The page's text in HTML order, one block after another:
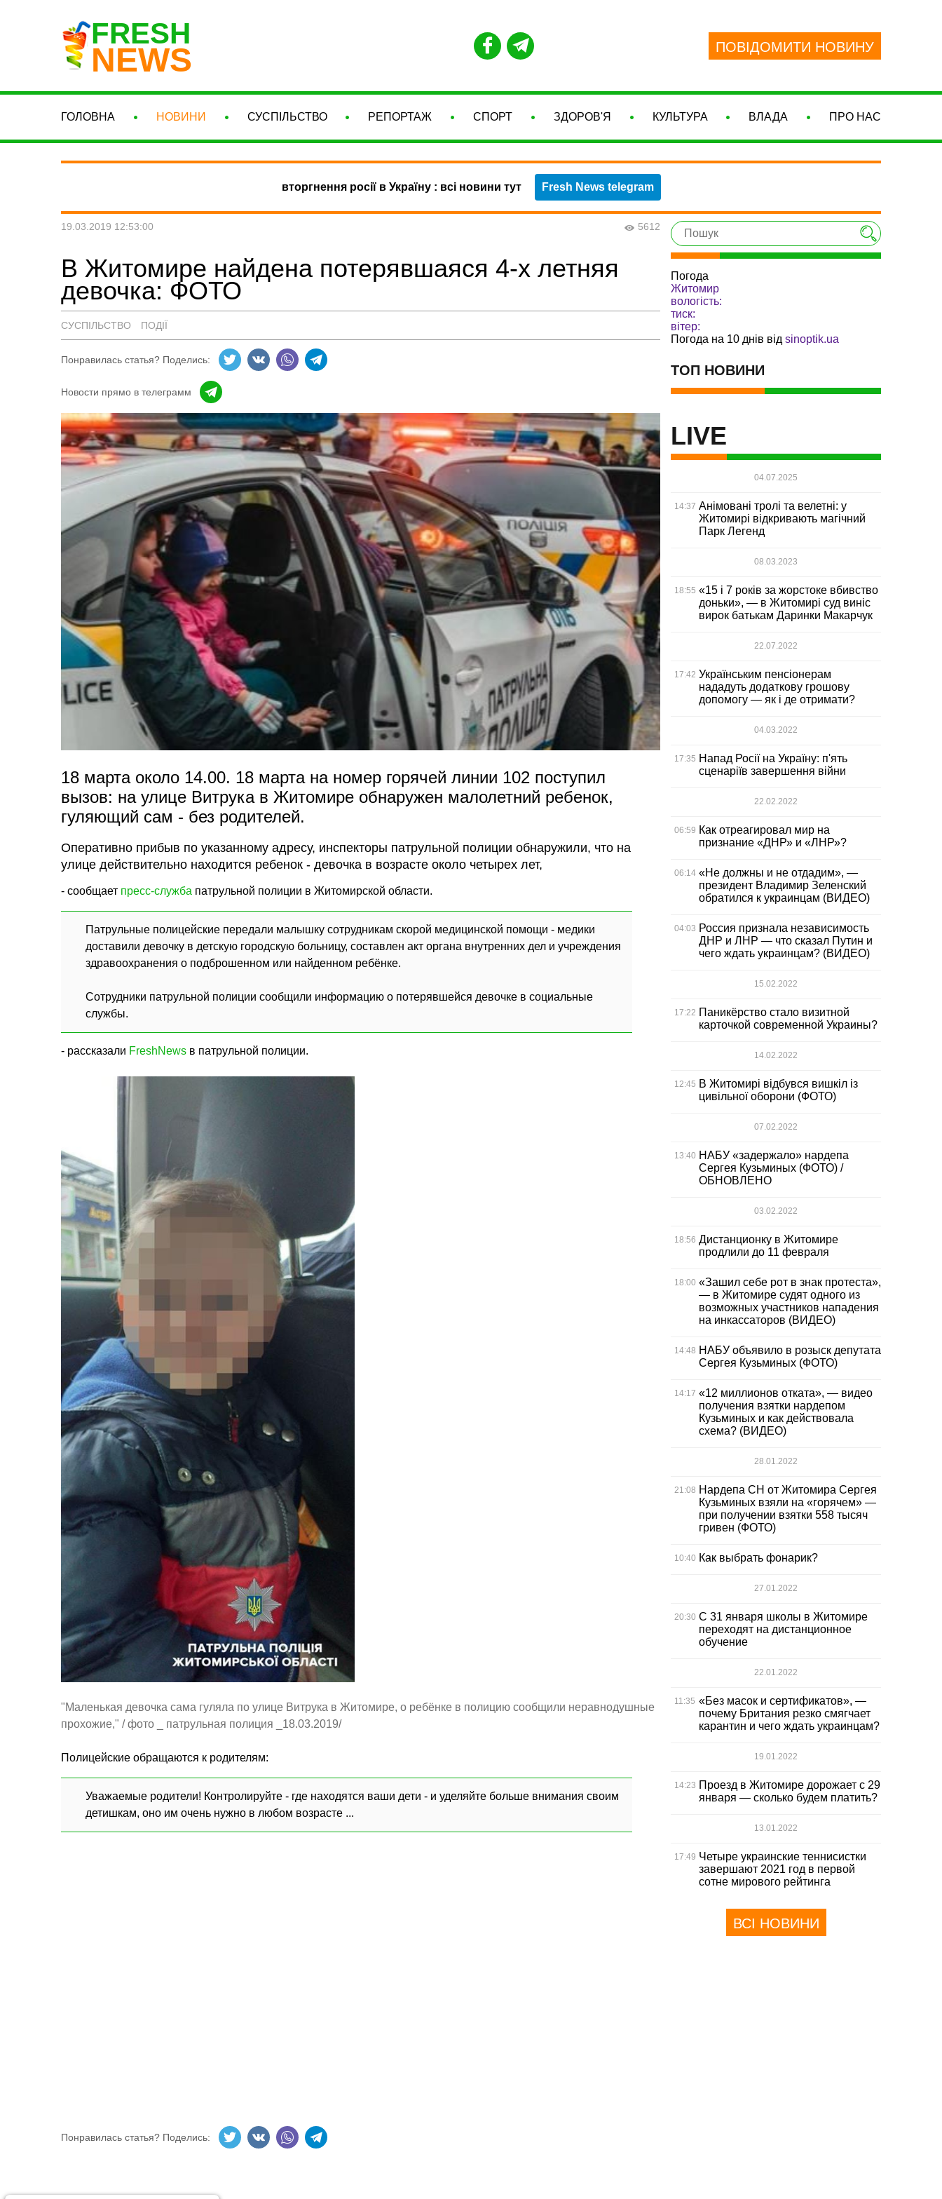
FRESH
NEWS ПОВІДОМИТИ НОВИНУ
ГОЛОВНА НОВИНИ СУСПІЛЬСТВО РЕПОРТАЖ СПОРТ ЗДОРОВ'Я КУЛЬТУРА ВЛАДА ПРО НАС
вторгнення росії в Україну : всі новини тут Fresh News telegram
19.03.2019 12:53:00 5612
В Житомире найдена потерявшаяся 4-х летняя
девочка: ФОТО
СУСПІЛЬСТВО ПОДІЇ
Понравилась статья? Поделись:
Новости прямо в телеграмм
18 марта около 14.00. 18 марта на номер горячей линии 102 поступил
вызов: на улице Витрука в Житомире обнаружен малолетний ребенок,
гуляющий сам - без родителей.
Оперативно прибыв по указанному адресу, инспекторы патрульной полиции обнаружили, что на
улице действительно находится ребенок - девочка в возрасте около четырех лет,
- сообщает пресс-служба патрульной полиции в Житомирской области.
Патрульные полицейские передали малышку сотрудникам скорой медицинской помощи - медики
доставили девочку в детскую городскую больницу, составлен акт органа внутренних дел и учреждения
здравоохранения о подброшенном или найденном ребёнке.
Сотрудники патрульной полиции сообщили информацию о потерявшейся девочке в социальные
службы.
- рассказали FreshNews в патрульной полиции.
"Маленькая девочка сама гуляла по улице Витрука в Житомире, о ребёнке в полицию сообщили неравнодушные
прохожие," / фото _ патрульная полиция _18.03.2019/
Полицейские обращаются к родителям:
Уважаемые родители! Контролируйте - где находятся ваши дети - и уделяйте больше внимания своим
детишкам, оно им очень нужно в любом возрасте ...
Понравилась статья? Поделись:
Погода
Житомир
вологість:
тиск:
вітер:
Погода на 10 днів від sinoptik.ua
ТОП НОВИНИ
LIVE
04.07.2025
14:37 Анімовані тролі та велетні: у
Житомирі відкривають магічний
Парк Легенд
08.03.2023
18:55 «15 і 7 років за жорстоке вбивство
доньки», — в Житомирі суд виніс
вирок батькам Даринки Макарчук
22.07.2022
17:42 Українським пенсіонерам
нададуть додаткову грошову
допомогу — як і де отримати?
04.03.2022
17:35 Напад Росії на Україну: п'ять
сценаріїв завершення війни
22.02.2022
06:59 Как отреагировал мир на
признание «ДНР» и «ЛНР»?
06:14 «Не должны и не отдадим», —
президент Владимир Зеленский
обратился к украинцам (ВИДЕО)
04:03 Россия признала независимость
ДНР и ЛНР — что сказал Путин и
чего ждать украинцам? (ВИДЕО)
15.02.2022
17:22 Паникёрство стало визитной
карточкой современной Украины?
14.02.2022
12:45 В Житомирі відбувся вишкіл із
цивільної оборони (ФОТО)
07.02.2022
13:40 НАБУ «задержало» нардепа
Сергея Кузьминых (ФОТО) /
ОБНОВЛЕНО
03.02.2022
18:56 Дистанционку в Житомире
продлили до 11 февраля
18:00 «Зашил себе рот в знак протеста»,
— в Житомире судят одного из
возможных участников нападения
на инкассаторов (ВИДЕО)
14:48 НАБУ объявило в розыск депутата
Сергея Кузьминых (ФОТО)
14:17 «12 миллионов отката», — видео
получения взятки нардепом
Кузьминых и как действовала
схема? (ВИДЕО)
28.01.2022
21:08 Нардепа СН от Житомира Сергея
Кузьминых взяли на «горячем» —
при получении взятки 558 тысяч
гривен (ФОТО)
10:40 Как выбрать фонарик?
27.01.2022
20:30 С 31 января школы в Житомире
переходят на дистанционное
обучение
22.01.2022
11:35 «Без масок и сертификатов», —
почему Британия резко смягчает
карантин и чего ждать украинцам?
19.01.2022
14:23 Проезд в Житомире дорожает с 29
января — сколько будем платить?
13.01.2022
17:49 Четыре украинские теннисистки
завершают 2021 год в первой
сотне мирового рейтинга
ВСІ НОВИНИ